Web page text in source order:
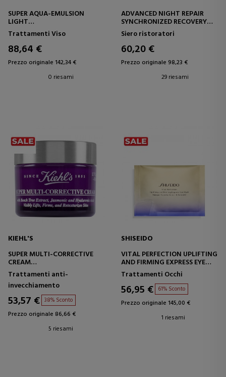
SUPER AQUA-EMULSION
LIGHT
TRATTAMENTO IDRATANTE
CONCENTRATO
Trattamenti Viso
88,64 €
Prezzo originale 142,34 €
0 riesami
ADVANCED NIGHT REPAIR
SYNCHRONIZED RECOVERY
COMPLEX
SIERO VISO RIPARATORE
Siero ristoratori
60,20 €
Prezzo originale 98,23 €
29 riesami
KIEHL'S
SUPER MULTI-CORRECTIVE
CREAM
CREMA MULTI-CORRETTIVA
Trattamenti anti-
invecchiamento
53,57 € 38% Sconto
Prezzo originale 86,66 €
5 riesami
SHISEIDO
VITAL PERFECTION UPLIFTING
AND FIRMING EXPRESS EYE
MASK
Trattamenti Occhi
56,95 € 61% Sconto
Prezzo originale 145,00 €
1 riesami